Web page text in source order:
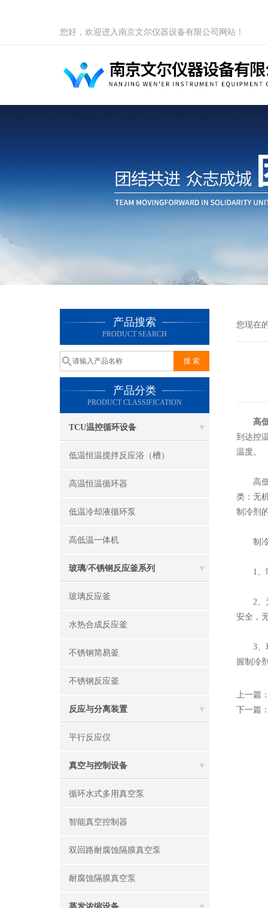
您好，欢迎进入南京文尔仪器设备有限公司网站！
产品搜索
PRODUCT SEARCH
产品分类
PRODUCT CLASSIFICATION
TCU温控循环设备
低温恒温搅拌反应浴（槽）
高温恒温循环器
低温冷却液循环泵
高低温一体机
玻璃/不锈钢反应釜系列
玻璃反应釜
水热合成反应釜
不锈钢简易釜
不锈钢反应釜
反应与分离装置
平行反应仪
真空与控制设备
循环水式多用真空泵
智能真空控制器
双回路耐腐蚀隔膜真空泵
耐腐蚀隔膜真空泵
您现在
高
到达控
温度。
高低
类：无
制冷剂
制冷
1、制
2、为
安全，
3、环
握制冷
上一篇
下一篇